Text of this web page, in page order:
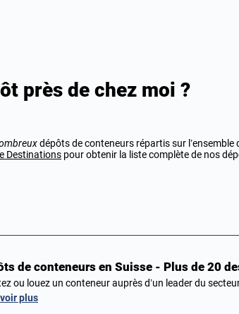
près de chez moi ?
dépôts de conteneurs répartis sur
Destinations pour obtenir la liste complète de nos
de conteneurs en Suisse - Plus de 20
ou louez un conteneur auprès d’un leader du
plus